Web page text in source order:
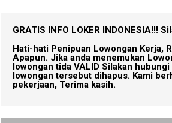
GRATIS INFO LOKER INDONESIA!!!
Hati-hati Penipuan Lowongan Kerja,
Apapun. Jika anda menemukan
lowongan tida VALID Silakan
lowongan tersebut dihapus. Kami
pekerjaan, Terima kasih.